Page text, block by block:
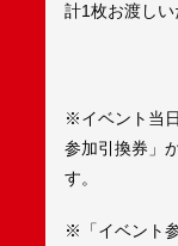
計1枚お渡しい
※イベント当
参加引換券」
す。
※「イベント